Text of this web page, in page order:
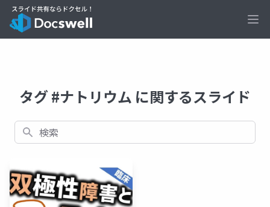
タグ #ナトリウム に関するスライド
検索